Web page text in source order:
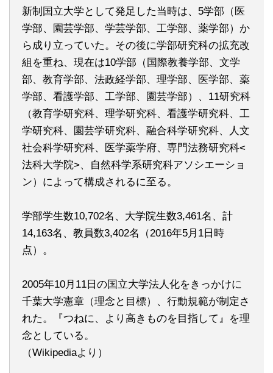
新制国立大学として発足した当時は、5学部（医
学部、園芸学部、学芸学部、工学部、薬学部）か
ら成り立っていた。その後に学部研究科の拡充改
組を重ね、現在は10学部（国際教養学部、文学
部、教育学部、法政経学部、理学部、医学部、薬
学部、看護学部、工学部、園芸学部）、11研究科
（教育学研究科、理学研究科、看護学研究科、工
学研究科、園芸学研究科、融合科学研究科、人文
社会科学研究科、医学薬学府、専門法務研究科<
法科大学院>、自然科学系研究科アソシエーショ
ン）によって構成されるに至る。
学部学生数10,702名、大学院生数3,461名、計
14,163名、教員数3,402名（2016年5月1日時
点）。
2005年10月11日の国立大学法人化をきっかけに
千葉大学憲章（理念と目標）、行動規範が制定さ
れた。『つねに、より高きものを目指して』を理
念としている。
（Wikipediaより）